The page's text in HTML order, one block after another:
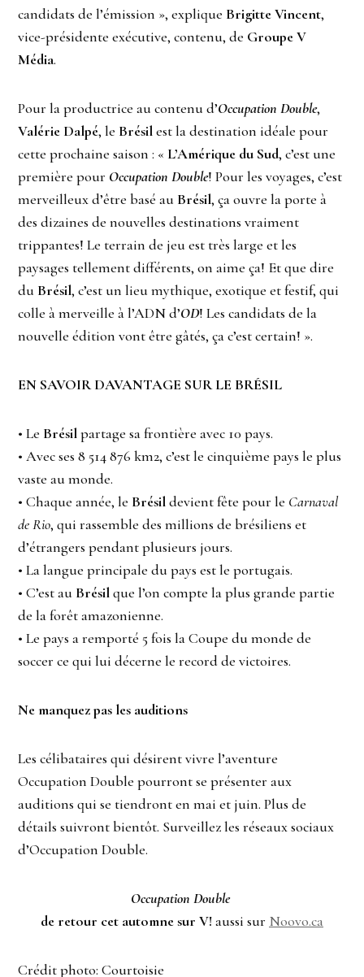
candidats de l’émission », explique Brigitte Vincent,
vice-présidente exécutive, contenu, de Groupe V
Média.
Pour la productrice au contenu d’Occupation Double,
Valérie Dalpé, le Brésilest la destination idéale pour
cette prochaine saison : « L’Amérique du Sud, c’est une
première pour Occupation Double! Pour les voyages, c’est
merveilleux d’être basé au Brésil, ça ouvre la porte à
des dizaines de nouvelles destinations vraiment
trippantes! Le terrain de jeu est très large et les
paysages tellement différents, on aime ça! Et que dire
du Brésil, c’est un lieu mythique, exotique et festif, qui
colle à merveille à l’ADN d’OD! Les candidats de la
nouvelle édition vont être gâtés, ça c’est certain! ».
EN SAVOIR DAVANTAGE SUR LE BRÉSIL
• Le Brésilpartage sa frontière avec 10 pays.
• Avec ses 8 514 876 km2, c’est le cinquième pays le plus
vaste au monde.
• Chaque année, le Brésildevient fête pour le Carnaval
de Rio, qui rassemble des millions de brésiliens et
d’étrangers pendant plusieurs jours.
• La langue principale du pays est le portugais.
• C’est au Brésilque l’on compte la plus grande partie
de la forêt amazonienne.
• Le pays a remporté 5 fois la Coupe du monde de
soccer ce qui lui décerne le record de victoires.
Ne manquez pas les auditions
Les célibataires qui désirent vivre l’aventure
Occupation Double pourront se présenter aux
auditions qui se tiendront en mai et juin. Plus de
détails suivront bientôt. Surveillez les réseaux sociaux
d’Occupation Double.
Occupation Double
de retour cet automne sur V!aussi sur Noovo.ca
Crédit photo: Courtoisie